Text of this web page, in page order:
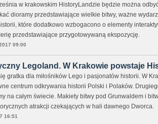
w krakowskim HistoryLandzie będzie można
dioramy przedstawiające wielkie bitwy, ważne
które dodatkowo wzbogacono o elementy
przedstawiające przygotowywaną ekspozycję.
09:00
Legoland. W Krakowie powstaje
gratka dla miłośników Lego i pasjonatów historii. W
centrum odkrywania historii Polski i Polaków.
na całym świecie. Makiety bitwy pod Grunwaldem i
atrakcji czekających w hali dawnego Dworca.
16:51